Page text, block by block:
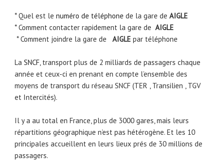
* Quel est le numéro de téléphone de la gare de AIGLE
* Comment contacter rapidement la gare de AIGLE
* Comment joindre la gare de
AIGLE par téléphone
La SNCF, transport plus de 2 milliards de passagers chaque
année et ceux-ci en prenant en compte l’ensemble des
moyens de transport du réseau SNCF (TER , Transilien , TGV
et Intercités).
Il y a au total en France, plus de 3000 gares, mais leurs
répartitions géographique n’est pas hétérogène. Et les 10
principales accueillent en leurs lieux prés de 30 millions de
passagers.